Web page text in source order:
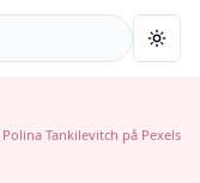
Polina Tankilevitch på Pexels